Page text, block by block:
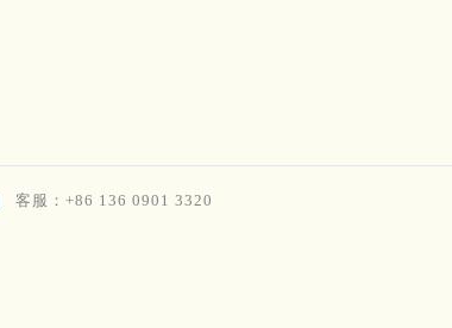
客服：+86 136 0901 3320